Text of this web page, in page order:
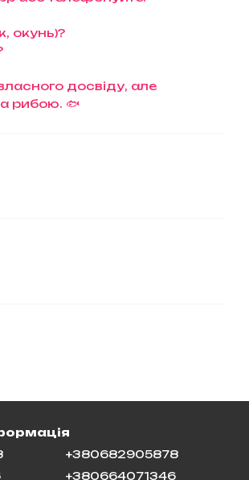
окунь)?
досвіду, але
рибою. 🐟
+380682905878
+380664071346